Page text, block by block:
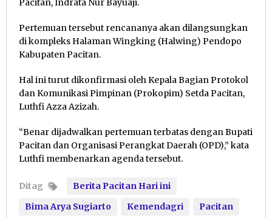
Pacitan, Indrata Nur Bayuaji.
Pertemuan tersebut rencananya akan dilangsungkan
di kompleks Halaman Wingking (Halwing) Pendopo
Kabupaten Pacitan.
Hal ini turut dikonfirmasi oleh Kepala Bagian Protokol
dan Komunikasi Pimpinan (Prokopim) Setda Pacitan,
Luthfi Azza Azizah.
“Benar dijadwalkan pertemuan terbatas dengan Bupati
Pacitan dan Organisasi Perangkat Daerah (OPD),” kata
Luthfi membenarkan agenda tersebut.
Ditag
Berita Pacitan Hari ini
Bima Arya Sugiarto
Kemendagri Pacitan